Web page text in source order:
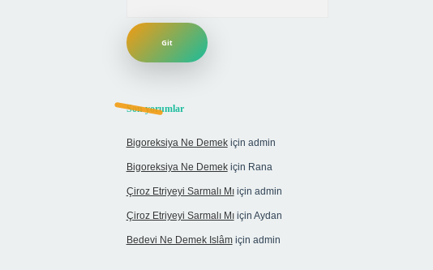
Son yorumlar
Bigoreksiya Ne Demekiçin admin
Bigoreksiya Ne Demekiçin Rana
Çiroz Etriyeyi Sarmalı Mıiçin admin
Çiroz Etriyeyi Sarmalı Mıiçin Aydan
Bedevi Ne Demek Islâmiçin admin